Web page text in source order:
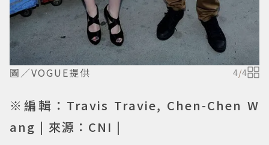
圖／VOGUE提供 4/4
※編輯：Travis Travie, Chen-Chen W
ang | 來源：CNI |